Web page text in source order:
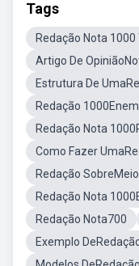
Tags
Redação Nota
Artigo De
Estrutura De
Redação
Redação Nota
Como Fazer
Redação
Redação Nota
Redação Nota700
Exemplo